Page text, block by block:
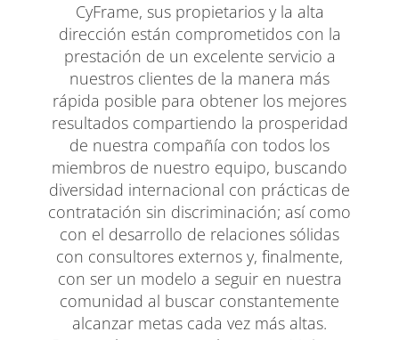
CyFrame, sus propietarios y la alta
dirección están comprometidos con la
prestación de un excelente servicio a
nuestros clientes de la manera más
rápida posible para obtener los mejores
resultados compartiendo la prosperidad
de nuestra compañía con todos los
miembros de nuestro equipo, buscando
diversidad internacional con prácticas de
contratación sin discriminación; así como
con el desarrollo de relaciones sólidas
con consultores externos y, finalmente,
con ser un modelo a seguir en nuestra
comunidad al buscar constantemente
alcanzar metas cada vez más altas.